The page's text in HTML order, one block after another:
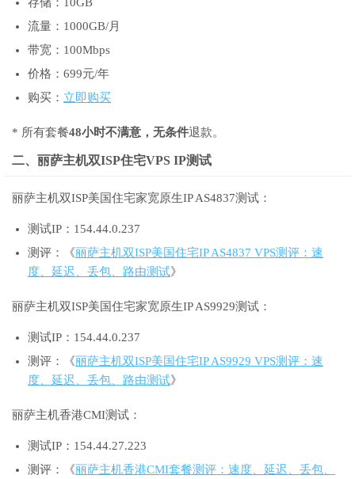
流量：1000GB/月
带宽：100Mbps
价格：699元/年
购买： 立即购买
* 所有套餐48小时不满意，无条件退款。
二、丽萨主机双ISP住宅VPS IP测试
丽萨主机双ISP美国住宅家宽原生IP AS4837测试：
测试IP：154.44.0.237
测评：《丽萨主机双ISP美国住宅IP AS4837 VPS测评：速
度、延迟、丢包、路由测试》
丽萨主机双ISP美国住宅家宽原生IP AS9929测试：
测试IP：154.44.0.237
测评：《丽萨主机双ISP美国住宅IP AS9929 VPS测评：速
度、延迟、丢包、路由测试》
丽萨主机香港CMI测试：
测试IP：154.44.27.223
测评：《丽萨主机香港CMI套餐测评：速度、延迟、丢包、